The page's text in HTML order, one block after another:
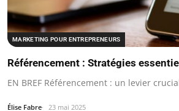
MARKETING POUR ENTREPRENEURS
Référencement : Stratégies
EN BREF Référencement : un levier
Élise Fabre 23 mai 2025